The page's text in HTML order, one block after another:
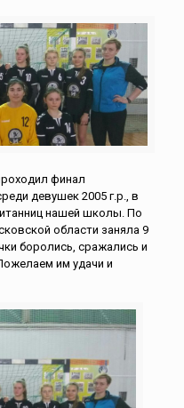
финал
девушек 2005 г.р., в
нашей школы. По
области заняла 9
боролись, сражались и
им удачи и